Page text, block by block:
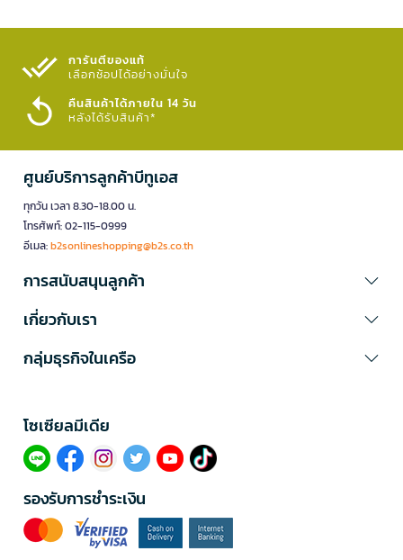
การันตีของแท้
เลือกช้อปได้อย่างมั่นใจ​
คืนสินค้าได้ภายใน 14 วัน
หลังได้รับสินค้า*
ศูนย์บริการลูกค้าบีทูเอส
ทุกวัน เวลา 8.30-18.00 น.
โทรศัพท์: 02-115-0999
อีเมล:b2sonlineshopping@b2s.co.th
การสนับสนุนลูกค้า
เกี่ยวกับเรา
กลุ่มธุรกิจในเครือ
โซเซียลมีเดีย​
รองรับการชำระเงิน